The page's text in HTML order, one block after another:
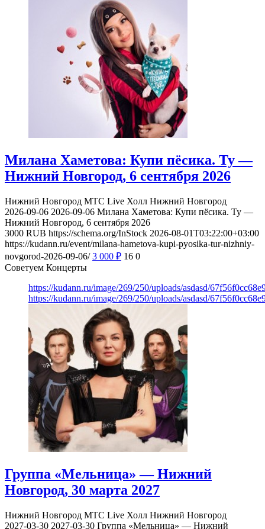
Милана Хаметова: Купи пёсика. Ту —
Нижний Новгород, 6 сентября 2026
Нижний Новгород МТС Live Холл Нижний Новгород
2026-09-06 2026-09-06 Милана Хаметова: Купи пёсика. Ту —
Нижний Новгород, 6 сентября 2026
3000 RUB https://schema.org/InStock 2026-08-01T03:22:00+03:00
https://kudann.ru/event/milana-hametova-kupi-pyosika-tur-nizhniy-
novgorod-2026-09-06/ 3 000 ₽ 16 0
Советуем Концерты
https://kudann.ru/image/269/250/uploads/asdasd/
https://kudann.ru/image/269/250/uploads/asdasd/
Группа «Мельница» — Нижний
Новгород, 30 марта 2027
Нижний Новгород МТС Live Холл Нижний Новгород
2027-03-30 2027-03-30 Группа «Мельница» — Нижний